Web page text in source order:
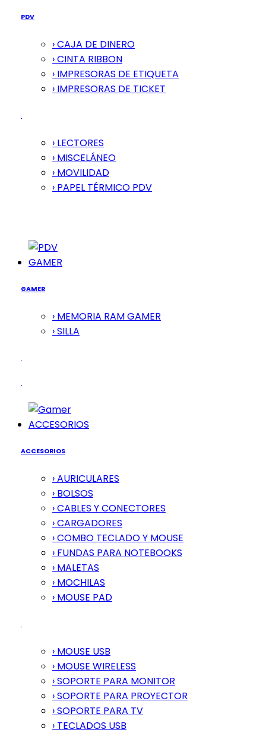
PDV
› CAJA DE DINERO
› CINTA RIBBON
› IMPRESORAS DE ETIQUETA
› IMPRESORAS DE TICKET
› LECTORES
› MISCELÁNEO
› MOVILIDAD
› PAPEL TÉRMICO PDV
GAMER
GAMER
› MEMORIA RAM GAMER
› SILLA
ACCESORIOS
ACCESORIOS
› AURICULARES
› BOLSOS
› CABLES Y CONECTORES
› CARGADORES
› COMBO TECLADO Y MOUSE
› FUNDAS PARA NOTEBOOKS
› MALETAS
› MOCHILAS
› MOUSE PAD
› MOUSE USB
› MOUSE WIRELESS
› SOPORTE PARA MONITOR
› SOPORTE PARA PROYECTOR
› SOPORTE PARA TV
› TECLADOS USB